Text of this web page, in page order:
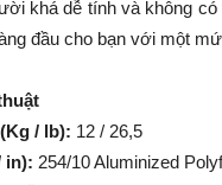
khá dễ tính và không
đầu cho bạn với một
/ lb): 12 / 26,5
in): 254/10 Aluminized